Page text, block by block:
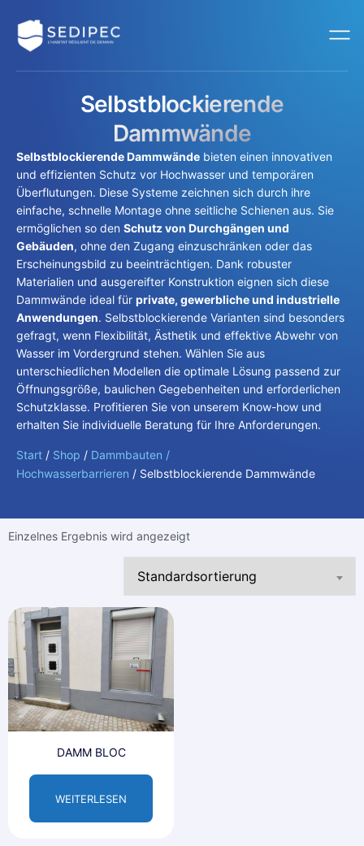
Selbstblockierende
Dammwände
Selbstblockierende Dammwände bieten einen innovativen
und effizienten Schutz vor Hochwasser und temporären
Überflutungen. Diese Systeme zeichnen sich durch ihre
einfache, schnelle Montage ohne seitliche Schienen aus. Sie
ermöglichen so den Schutz von Durchgängen und
Gebäuden, ohne den Zugang einzuschränken oder das
Erscheinungsbild zu beeinträchtigen. Dank robuster
Materialien und ausgereifter Konstruktion eignen sich diese
Dammwände ideal für private, gewerbliche und industrielle
Anwendungen. Selbstblockierende Varianten sind besonders
gefragt, wenn Flexibilität, Ästhetik und effektive Abwehr von
Wasser im Vordergrund stehen. Wählen Sie aus
unterschiedlichen Modellen die optimale Lösung passend zur
Öffnungsgröße, baulichen Gegebenheiten und erforderlichen
Schutzklasse. Profitieren Sie von unserem Know-how und
erhalten Sie individuelle Beratung für Ihre Anforderungen.
Start / Shop / Dammbauten /
Hochwasserbarrieren / Selbstblockierende Dammwände
Einzelnes Ergebnis wird angezeigt
DAMM BLOC
WEITERLESEN